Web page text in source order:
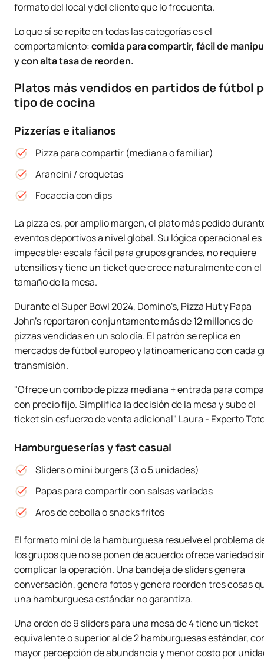
formato del local y del cliente que lo frecuenta.
Lo que sí se repite en todas las categorías es el
comportamiento:comida para compartir, fácil de
y con alta tasa de reorden.
Platos más vendidos en partidos de fútbol
tipo de cocina
Pizzerías e italianos
Pizza para compartir (mediana o familiar)
Arancini / croquetas
Focaccia con dips
La pizza es, por amplio margen, el plato más pedido
eventos deportivos a nivel global. Su lógica operacional es
impecable: escala fácil para grupos grandes, no requiere
utensilios y tiene un ticket que crece naturalmente con el
tamaño de la mesa.
Durante el Super Bowl 2024, Domino's, Pizza Hut y Papa
John's reportaron conjuntamente más de 12 millones de
pizzas vendidas en un solo día. El patrón se replica en
mercados de fútbol europeo y latinoamericano con cada
transmisión.
"Ofrece un combo de pizza mediana + entrada para
con precio fijo. Simplifica la decisión de la mesa y sube el
ticket sin esfuerzo de venta adicional" Laura - Experto
Hamburgueserías y fast casual
Sliders o mini burgers (3 o 5 unidades)
Papas para compartir con salsas variadas
Aros de cebolla o snacks fritos
El formato mini de la hamburguesa resuelve el problema
los grupos que no se ponen de acuerdo: ofrece variedad
complicar la operación. Una bandeja de sliders genera
conversación, genera fotos y genera reorden tres cosas
una hamburguesa estándar no garantiza.
Una orden de 9 sliders para una mesa de 4 tiene un ticket
equivalente o superior al de 2 hamburguesas estándar,
mayor percepción de abundancia y menor costo por